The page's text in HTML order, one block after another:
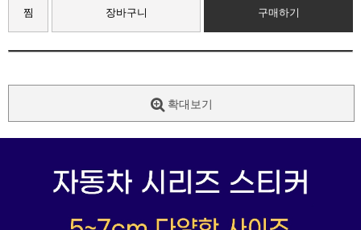
찜 장바구니 구매하기
확대보기